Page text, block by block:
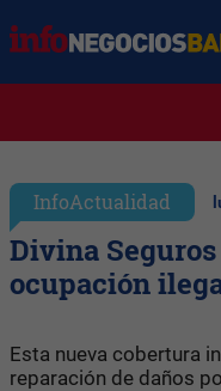
InfoActualidad
Divina
ocupación
Esta nueva cobertura
reparación de daños